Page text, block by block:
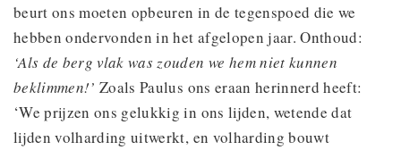
beurt ons moeten opbeuren in de tegenspoed die we
hebben ondervonden in het afgelopen jaar. Onthoud:
‘Als de berg vlak was zouden we hem niet kunnen
beklimmen!’ Zoals Paulus ons eraan herinnerd heeft:
‘We prijzen ons gelukkig in ons lijden, wetende dat
lijden volharding uitwerkt, en volharding bouwt